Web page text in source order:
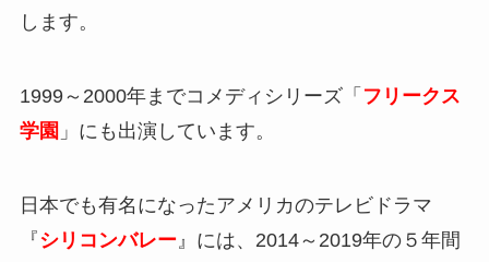
します。
1999～2000年までコメディシリーズ「 フリークス
学園 」にも出演しています。
日本でも有名になったアメリカのテレビドラマ
『シリコンバレー』には、2014～2019年の５年間